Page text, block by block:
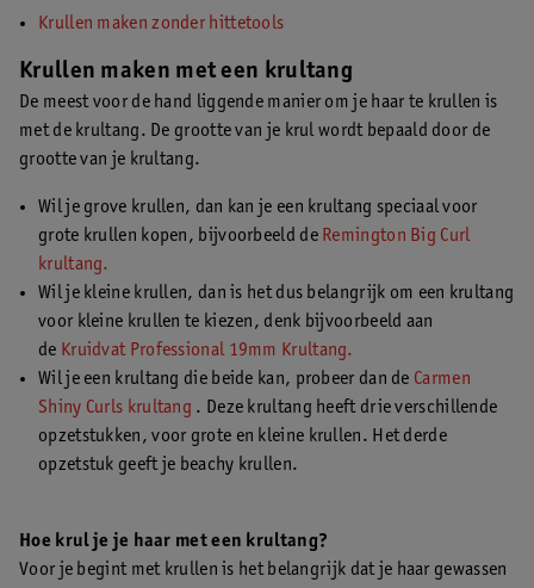
Krullen maken zonder hittetools
Krullen maken met een krultang
De meest voor de hand liggende manier om je haar te krullen is
met de krultang. De grootte van je krul wordt bepaald door de
grootte van je krultang.
Wil je grove krullen, dan kan je een krultang speciaal voor
grote krullen kopen, bijvoorbeeld de Remington Big Curl
krultang.
Wil je kleine krullen, dan is het dus belangrijk om een krultang
voor kleine krullen te kiezen, denk bijvoorbeeld aan
de Kruidvat Professional 19mm Krultang.
Wil je een krultang die beide kan, probeer dan de Carmen
Shiny Curls krultang . Deze krultang heeft drie verschillende
opzetstukken, voor grote en kleine krullen. Het derde
opzetstuk geeft je beachy krullen.
Hoe krul je je haar met een krultang?
Voor je begint met krullen is het belangrijk dat je haar gewassen